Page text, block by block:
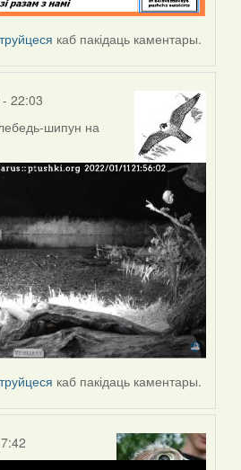
каб пакідаць каментары.
22:03
шипун на
каб пакідаць каментары.